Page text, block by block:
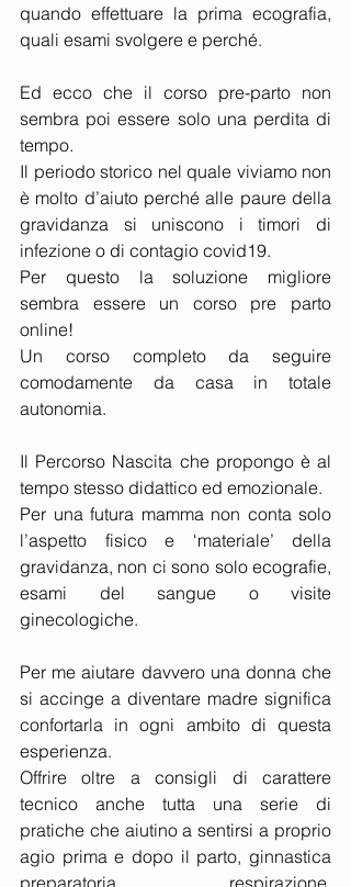
quando effettuare la prima ecografia,
quali esami svolgere e perché.
Ed ecco che il corso pre-parto non
sembra poi essere solo una perdita di
tempo.
Il periodo storico nel quale viviamo non
è molto d’aiuto perché alle paure della
gravidanza si uniscono i timori di
infezione o di contagio covid19.
Per questo la soluzione migliore
sembra essere un corso pre parto
online!
Un corso completo da seguire
comodamente da casa in totale
autonomia.
Il Percorso Nascita che propongo è al
tempo stesso didattico ed emozionale.
Per una futura mamma non conta solo
l’aspetto fisico e ‘materiale’ della
gravidanza, non ci sono solo ecografie,
esami del sangue o visite
ginecologiche.
Per me aiutare davvero una donna che
si accinge a diventare madre significa
confortarla in ogni ambito di questa
esperienza.
Offrire oltre a consigli di carattere
tecnico anche tutta una serie di
pratiche che aiutino a sentirsi a proprio
agio prima e dopo il parto, ginnastica
preparatoria, respirazione,